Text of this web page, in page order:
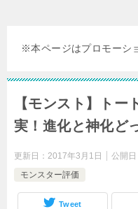
※本ページはプロモーシ
【モンスト】ト
実！進化と神化ど
更新日： 2017年3月1日 公開日
モンスター評価
Tweet